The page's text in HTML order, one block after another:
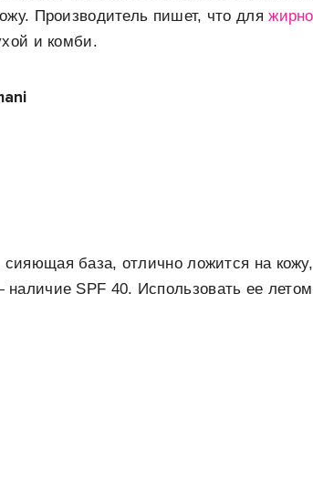
Производитель пишет, что для
и комби.
база, отлично ложится на кожу,
SPF 40. Использовать ее